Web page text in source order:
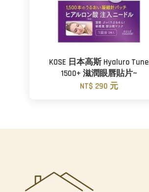
KOSE 日本高斯 Hyaluro Tune
1500+ 滋潤眼唇貼片~
NT$ 290 元